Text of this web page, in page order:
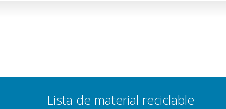
Lista de material reciclable